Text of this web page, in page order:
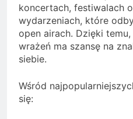
koncertach, festiwalach
wydarzeniach, które
open airach. Dzięki
wrażeń ma szansę na
siebie.
Wśród
się: